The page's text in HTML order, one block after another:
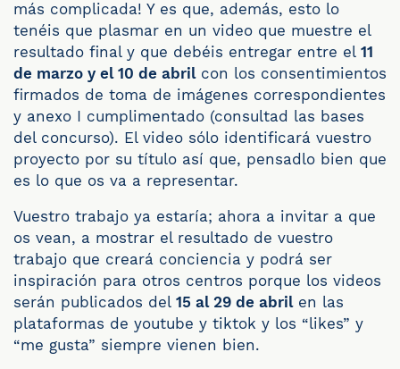
más complicada! Y es que, además, esto lo
tenéis que plasmar en un video que muestre el
resultado final y que debéis entregar entre el 11
de marzo y el 10 de abrilcon los consentimientos
firmados de toma de imágenes correspondientes
y anexo I cumplimentado (consultad las bases
del concurso). El video sólo identificará vuestro
proyecto por su título así que, pensadlo bien que
es lo que os va a representar.
Vuestro trabajo ya estaría; ahora a invitar a que
os vean, a mostrar el resultado de vuestro
trabajo que creará conciencia y podrá ser
inspiración para otros centros porque los videos
serán publicados del 15 al 29 de abrilen las
plataformas de youtube y tiktok y los “likes” y
“me gusta” siempre vienen bien.